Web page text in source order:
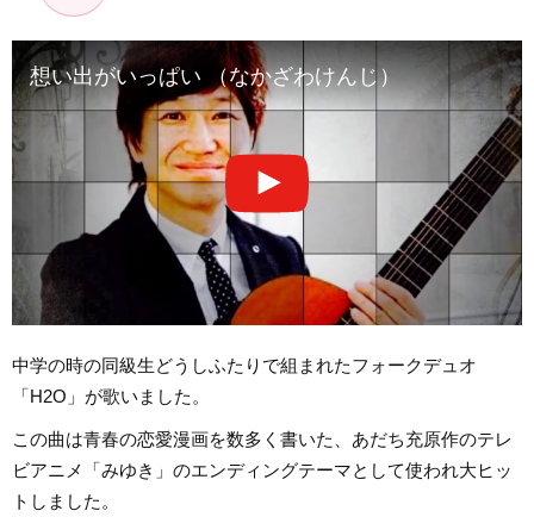
想い出がいっぱい （なかざわけんじ）
中学の時の同級生どうしふたりで組まれたフォークデュオ
「H2O」が歌いました。
この曲は青春の恋愛漫画を数多く書いた、あだち充原作のテレ
ビアニメ「みゆき」のエンディングテーマとして使われ大ヒッ
トしました。